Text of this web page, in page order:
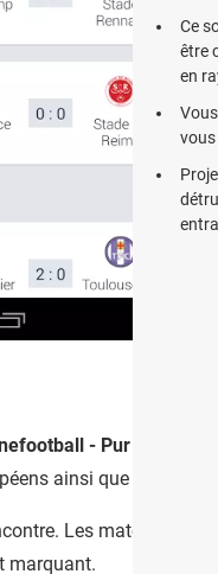
- Pur football !
ainsi que le marché
Les matchs seront
marquant.
Ce
être
en
vous